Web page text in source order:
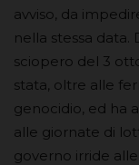
avviso, da
nella stessa
sciopero del 3
stata, oltre alle
genocidio, ed ha
alle giornate di
governo irride